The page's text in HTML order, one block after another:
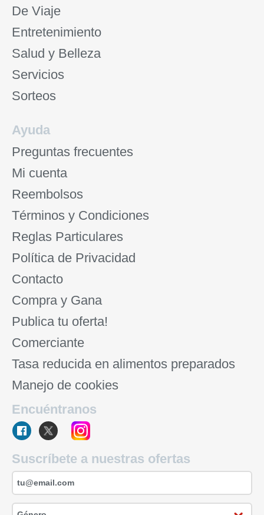
De Viaje
Entretenimiento
Salud y Belleza
Servicios
Sorteos
Ayuda
Preguntas frecuentes
Mi cuenta
Reembolsos
Términos y Condiciones
Reglas Particulares
Política de Privacidad
Contacto
Compra y Gana
Publica tu oferta!
Comerciante
Tasa reducida en alimentos preparados
Manejo de cookies
Encuéntranos
Suscríbete a nuestras ofertas